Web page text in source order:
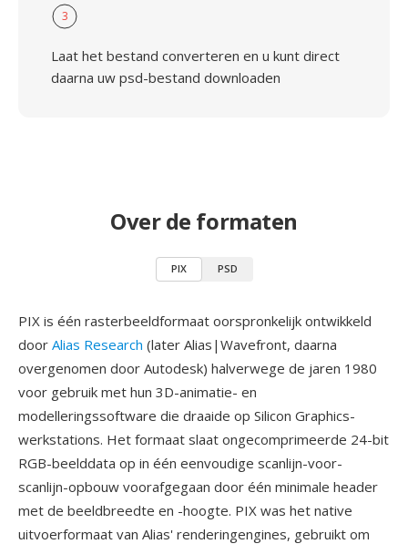
3
Laat het bestand converteren en u kunt direct
daarna uw psd-bestand downloaden
Over de formaten
PIX PSD
PIX is één rasterbeeldformaat oorspronkelijk ontwikkeld
door Alias Research (later Alias|Wavefront, daarna
overgenomen door Autodesk) halverwege de jaren 1980
voor gebruik met hun 3D-animatie- en
modelleringssoftware die draaide op Silicon Graphics-
werkstations. Het formaat slaat ongecomprimeerde 24-bit
RGB-beelddata op in één eenvoudige scanlijn-voor-
scanlijn-opbouw voorafgegaan door één minimale header
met de beeldbreedte en -hoogte. PIX was het native
uitvoerformaat van Alias' renderingengines, gebruikt om